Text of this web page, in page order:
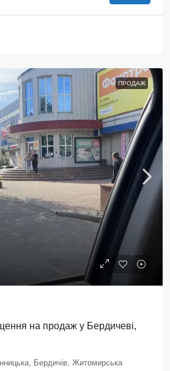
ПРОДАЖ
на продаж у Бердичеві,
Бердичів, Житомирська